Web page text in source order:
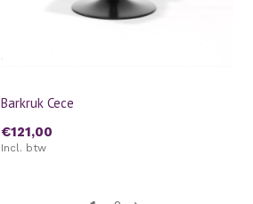
Barkruk Cece
€121,00
Incl. btw